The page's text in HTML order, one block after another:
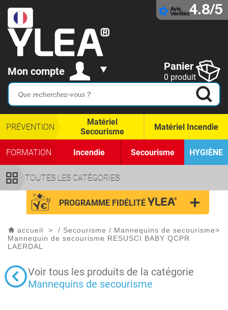
4.8/5
Mon compte Panier
0 produit
TOUTES LES CATÉGORIES
PRÉVENTION
Matériel
Secourisme
Matériel Incendie
FORMATION Incendie Secourisme HYGIÈNE
PROGRAMME FIDÉLITÉ
accueil > / Secourisme / Mannequins de secourisme>
Mannequin de secourisme RESUSCI BABY QCPR
LAERDAL
Voir tous les produits de la catégorie
Mannequins de secourisme